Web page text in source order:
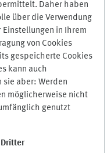
Daher haben
über die Verwendung
Einstellungen in Ihrem
von Cookies
gespeicherte Cookies
kann auch
aber: Werden
möglicherweise nicht
genutzt